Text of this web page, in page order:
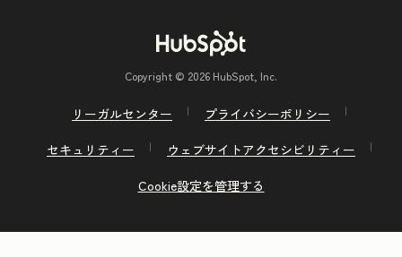
Copyright © 2026 HubSpot, Inc.
リーガルセンター
プライバシーポリシー
セキュリティー
ウェブサイトアクセシビリティー
Cookie設定を管理する